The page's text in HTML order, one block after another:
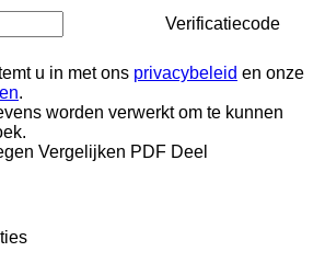
Verificatiecode
u in met ons privacybeleid en onze
.
worden verwerkt om te kunnen
Vergelijken PDF Deel